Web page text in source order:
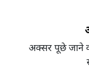
अक्सर पूछे जाने